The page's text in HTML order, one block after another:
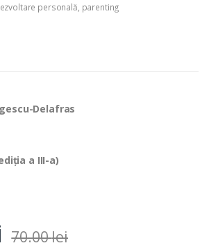
personală, parenting
Delafras
a III-a)
70.00lei